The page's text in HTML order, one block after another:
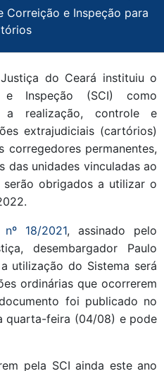
e Inspeção para
do Ceará instituiu o
Inspeção (SCI) como
a realização, controle e
extrajudiciais (cartórios)
corregedores permanentes,
das unidades vinculadas ao
serão obrigados a utilizar o
18/2021, assinado pelo
desembargador Paulo
utilização do Sistema será
ordinárias que ocorrerem
foi publicado no
quarta-feira (04/08) e pode
pela SCI ainda este ano